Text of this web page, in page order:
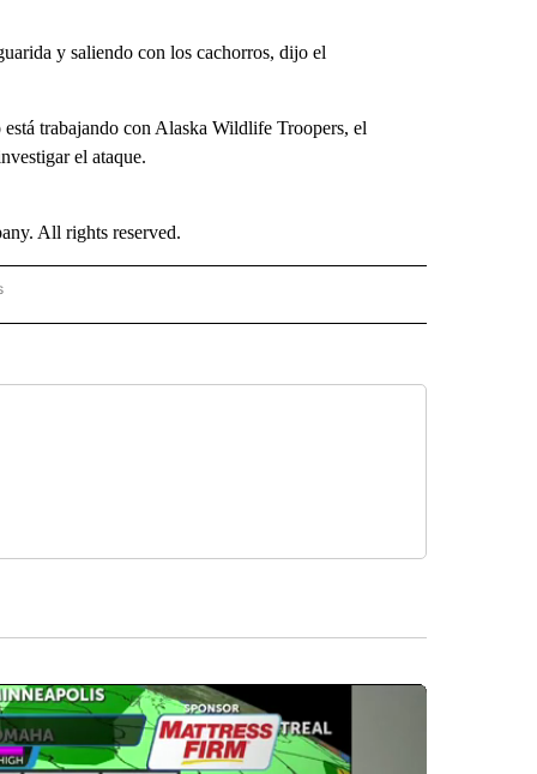
y saliendo con los cachorros, dijo el
trabajando con Alaska Wildlife Troopers, el
el ataque.
All rights reserved.
TO RECEIVE NOTIFICATIONS ABOUT NEW PAGES ON "CNN - SPANISH".